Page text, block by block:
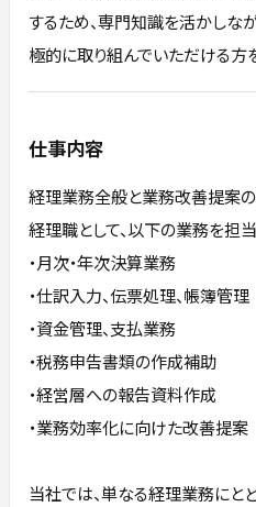
するため、専門知識を活かし
極的に取り組んでいただける方
仕事内容
経理業務全般と業務改善提案の
経理職として、以下の業務を担
・月次・年次決算業務
・仕訳入力、伝票処理、帳簿管理
・資金管理、支払業務
・税務申告書類の作成補助
・経営層への報告資料作成
・業務効率化に向けた改善提
当社では、単なる経理業務にと